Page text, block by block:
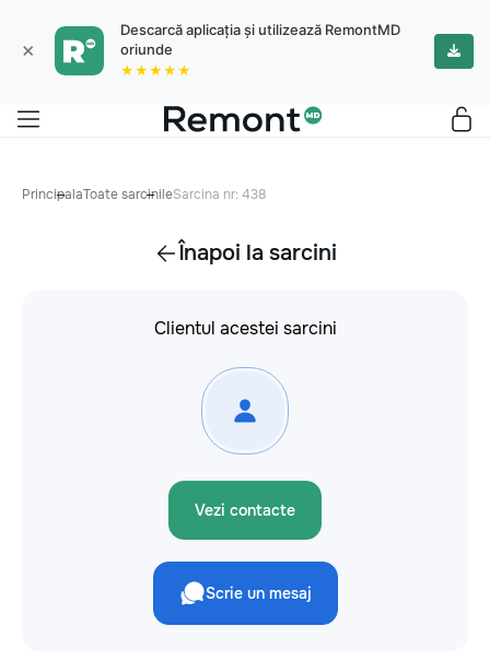
×
Descarcă aplicația și utilizează RemontMD
oriunde
★★★★★
PrincipalaToate sarcinileSarcina nr: 438
Înapoi la sarcini
Clientul acestei sarcini
Vezi contacte
Scrie un mesaj